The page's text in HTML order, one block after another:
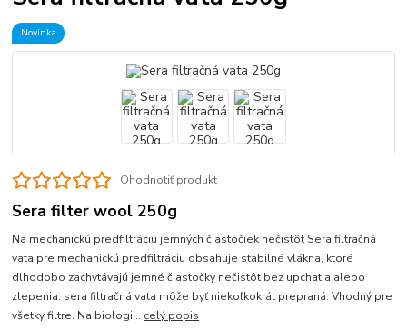
Novinka
Ohodnotiť produkt
Sera filter wool 250g
Na mechanickú predfiltráciu jemných čiastočiek nečistôt Sera filtračná
vata pre mechanickú predfiltráciu obsahuje stabilné vlákna, ktoré
dlhodobo zachytávajú jemné čiastočky nečistôt bez upchatia alebo
zlepenia. sera filtračná vata môže byť niekoľkokrát prepraná. Vhodný pre
všetky filtre. Na biologi... celý popis